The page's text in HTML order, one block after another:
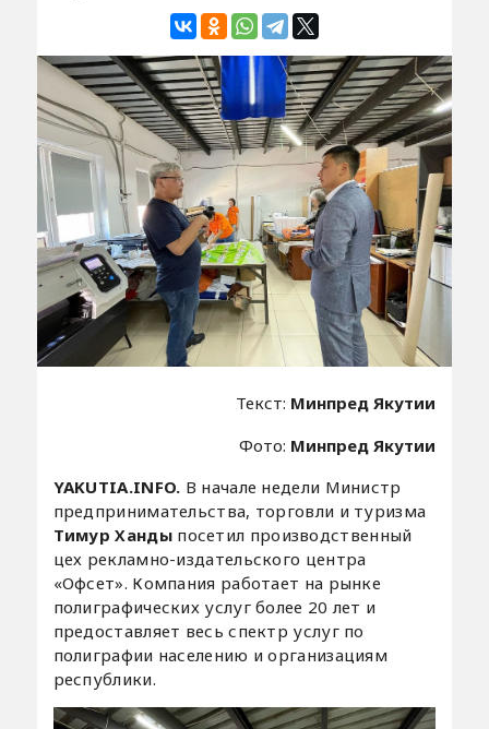
Текст: Минпред Якутии
Фото: Минпред Якутии
YAKUTIA.INFO. В начале недели Министр
предпринимательства, торговли и туризма
Тимур Хандыпосетил производственный
цех рекламно-издательского центра
«Офсет». Компания работает на рынке
полиграфических услуг более 20 лет и
предоставляет весь спектр услуг по
полиграфии населению и организациям
республики.